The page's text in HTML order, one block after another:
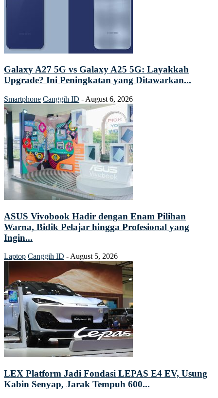
Galaxy A27 5G vs Galaxy A25 5G: Layakkah
Upgrade? Ini Peningkatan yang Ditawarkan...
Smartphone Canggih ID - August 6, 2026
ASUS Vivobook Hadir dengan Enam Pilihan
Warna, Bidik Pelajar hingga Profesional yang
Ingin...
Laptop Canggih ID - August 5, 2026
LEX Platform Jadi Fondasi LEPAS E4 EV, Usung
Kabin Senyap, Jarak Tempuh 600...